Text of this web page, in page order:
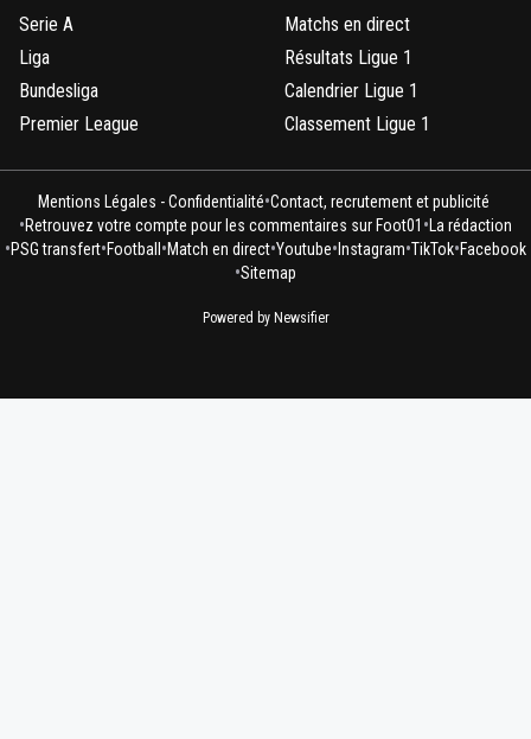
Serie A
Liga
Bundesliga
Premier League
Matchs en direct
Résultats Ligue 1
Calendrier Ligue 1
Classement Ligue 1
Mentions Légales - Confidentialité•Contact, recrutement et publicité
•Retrouvez votre compte pour les commentaires sur Foot01 •La rédaction
•PSG transfert•Football•Match en direct•Youtube•Instagram•TikTok•Facebook
•Sitemap
Powered by Newsifier